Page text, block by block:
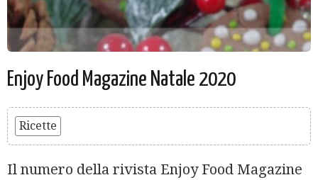
Enjoy Food Magazine Natale 2020
Ricette
Il numero della rivista Enjoy Food Magazine